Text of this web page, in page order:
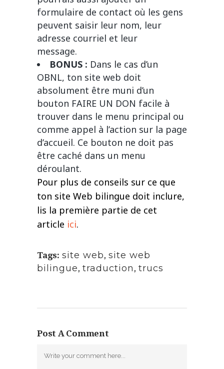
formulaire de contact où les gens
peuvent saisir leur nom, leur
adresse courriel et leur
message.
BONUS : Dans le cas d’un
OBNL, ton site web doit
absolument être muni d’un
bouton FAIRE UN DON facile à
trouver dans le menu principal ou
comme appel à l’action sur la page
d’accueil. Ce bouton ne doit pas
être caché dans un menu
déroulant.
Pour plus de conseils sur ce que
ton site Web bilingue doit inclure,
lis la première partie de cet
article ici.
Tags: site web, site web
bilingue, traduction, trucs
Post A Comment